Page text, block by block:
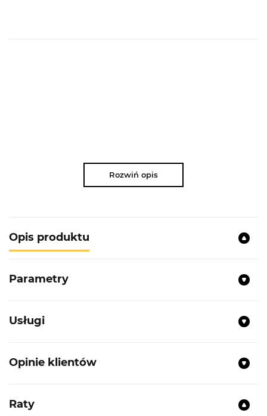
Rozwiń opis
Opis produktu
Parametry
Usługi
Opinie klientów
Raty